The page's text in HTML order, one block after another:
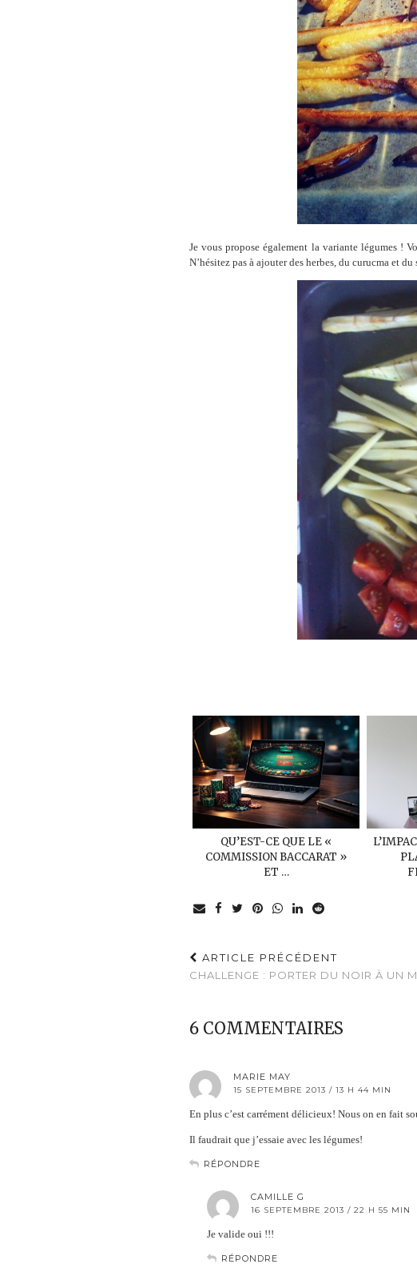
Je vous propose également la variante légumes !
N’hésitez pas à ajouter des herbes, du curucma et du
QU’EST-CE QUE LE «
COMMISSION BACCARAT »
ET …
ARTICLE PRÉCÉDENT
CHALLENGE : PORTER DU NOIR À UN
6 COMMENTAIRES
MARIE MAY
15 SEPTEMBRE 2013 / 13 H 44 MIN
En plus c’est carrément délicieux! Nous on en fait
Il faudrait que j’essaie avec les légumes!
RÉPONDRE
CAMILLE G
16 SEPTEMBRE 2013 / 22 H 55 MIN
Je valide oui !!!
RÉPONDRE